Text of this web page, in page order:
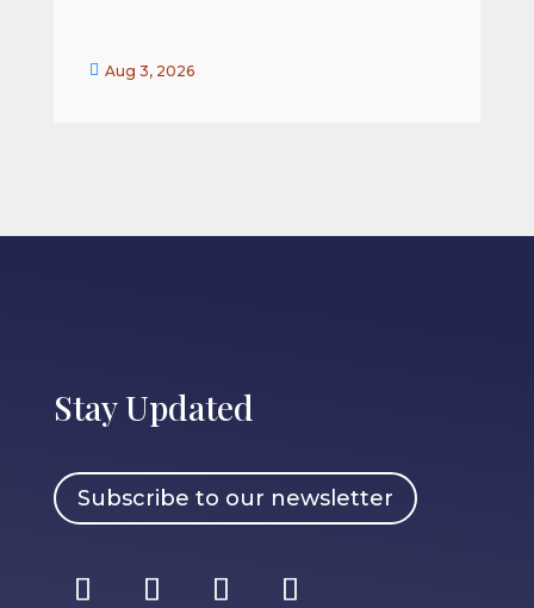
 Aug 3, 2026
Stay Updated
Subscribe to our newsletter